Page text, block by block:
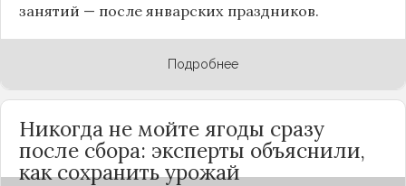
занятий — после январских праздников.
Подробнее
Никогда не мойте ягоды сразу
после сбора: эксперты объяснили,
как сохранить урожай